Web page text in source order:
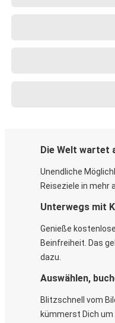
Die Welt wartet
Unendliche
Reiseziele in mehr
Unterwegs mit
Genieße
Beinfreiheit. Das
dazu.
Auswählen,
Blitzschnell vom
kümmerst Dich um